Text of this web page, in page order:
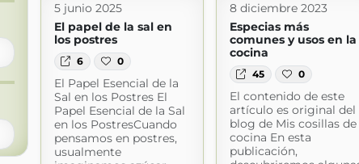
5 junio 2025
El papel de la sal en
los postres
6 0
El Papel Esencial de la
Sal en los Postres El
Papel Esencial de la Sal
en los PostresCuando
pensamos en postres,
usualmente
8 diciembre 2023
Especias más
comunes y usos en la
cocina
45 0
El contenido de este
artículo es original del
blog de Mis cosillas de
cocina En esta
publicación,